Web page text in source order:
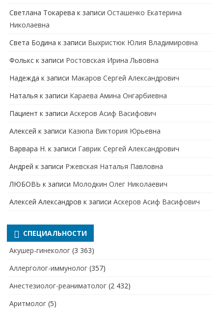
Cветлана Токарева к записи Осташенко Екатерина
Николаевна
Света Бодина к записи Выхристюк Юлия Владимировна
Фолькс к записи Ростовская Ирина Львовна
Надежда к записи Макаров Сергей Александрович
Наталья к записи Караева Амина Онгарбиевна
Пациент к записи Аскеров Асиф Васифович
Алексей к записи Казюпа Виктория Юрьевна
Варвара Н. к записи Гаврик Сергей Александрович
Андрей к записи Ржевская Наталья Павловна
ЛЮБОВЬ к записи Молодкин Олег Николаевич
Алексей Александров к записи Аскеров Асиф Васифович
СПЕЦИАЛЬНОСТИ
Акушер-гинеколог (3 363)
Аллерголог-иммунолог (357)
Анестезиолог-реаниматолог (2 432)
Аритмолог (5)